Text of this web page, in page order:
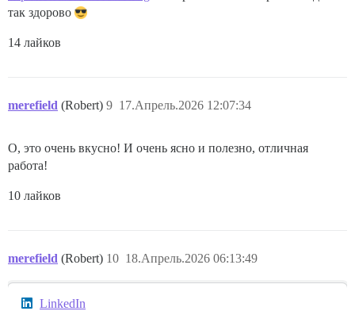
так здорово
14 лайков
merefield (Robert) 17.Апрель.2026 12:07:34
9
О, это очень вкусно! И очень ясно и полезно, отличная
работа!
10 лайков
merefield (Robert) 18.Апрель.2026 06:13:49
10
LinkedIn